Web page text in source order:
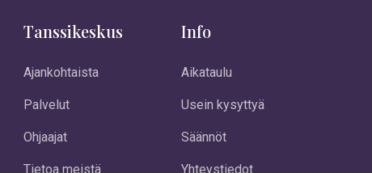
Tanssikeskus
Ajankohtaista
Palvelut
Ohjaajat
Tietoa meistä
Info
Aikataulu
Usein kysyttyä
Säännöt
Yhteystiedot